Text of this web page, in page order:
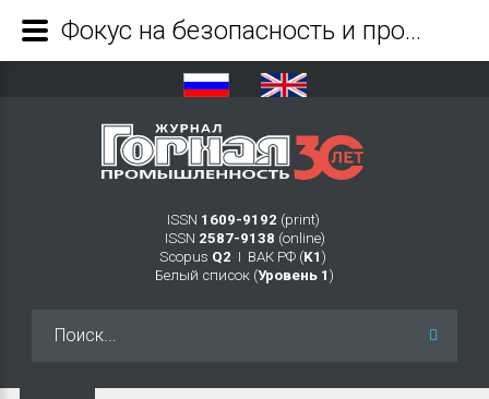
ISSN 1609-9192 (print)
ISSN 2587-9138 (online)
Scopus Q2 Ι ВАК РФ (K1 )
Белый список (Уровень 1 )
Фокус на безопасность и производительность. Компания «Эпирок» получила крупный заказ от российской компании «Норильский Никель» - Журнал Горная промышленность